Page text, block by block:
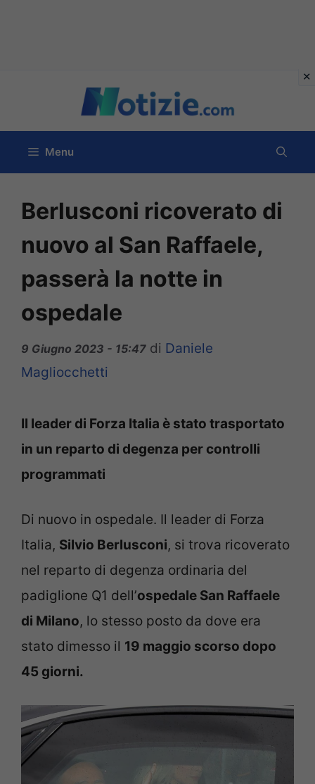
contenuto
Menu
Berlusconi ricoverato di
nuovo al San Raffaele,
passerà la notte in
ospedale
9 Giugno 2023 - 15:47 di Daniele
Magliocchetti
Il leader di Forza Italia è stato trasportato
in un reparto di degenza per controlli
programmati
Di nuovo in ospedale. Il leader di Forza
Italia, Silvio Berlusconi, si trova ricoverato
nel reparto di degenza ordinaria del
padiglione Q1 dell’ospedale San Raffaele
di Milano, lo stesso posto da dove era
stato dimesso il 19 maggio scorso dopo
45 giorni.